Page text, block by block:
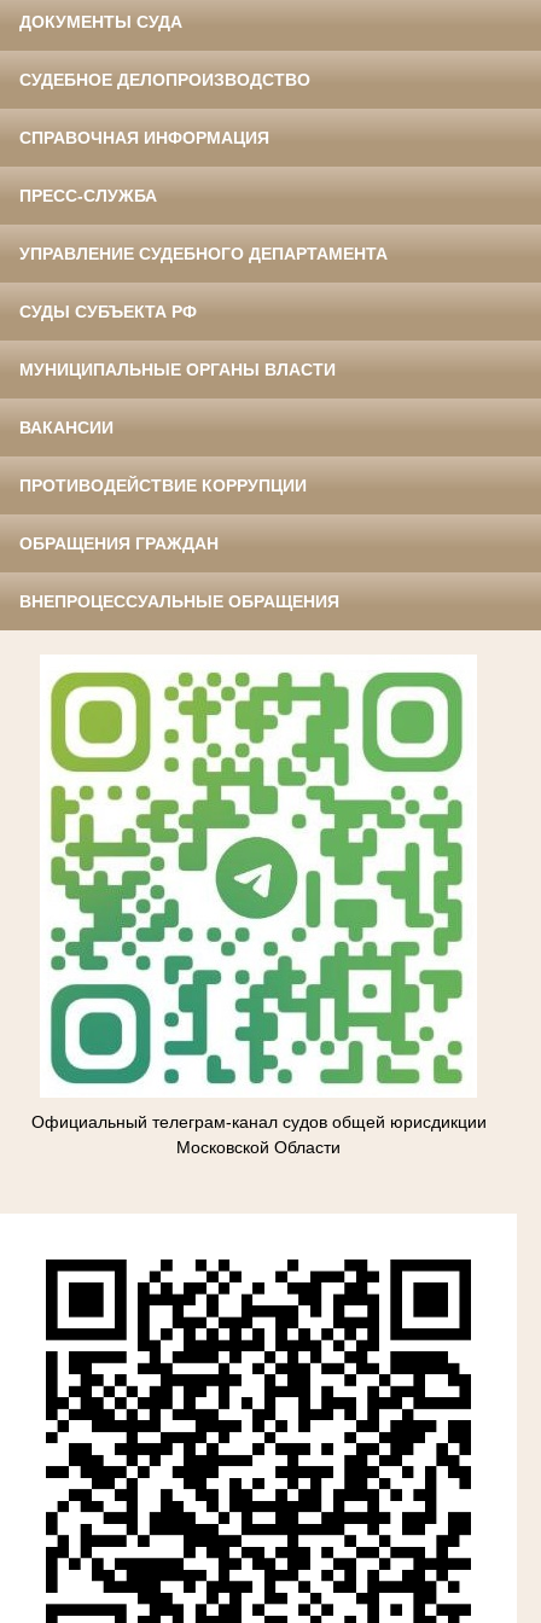
ДОКУМЕНТЫ СУДА
СУДЕБНОЕ ДЕЛОПРОИЗВОДСТВО
СПРАВОЧНАЯ ИНФОРМАЦИЯ
ПРЕСС-СЛУЖБА
УПРАВЛЕНИЕ СУДЕБНОГО ДЕПАРТАМЕНТА
СУДЫ СУБЪЕКТА РФ
МУНИЦИПАЛЬНЫЕ ОРГАНЫ ВЛАСТИ
ВАКАНСИИ
ПРОТИВОДЕЙСТВИЕ КОРРУПЦИИ
ОБРАЩЕНИЯ ГРАЖДАН
ВНЕПРОЦЕССУАЛЬНЫЕ ОБРАЩЕНИЯ
Официальный телеграм-канал судов общей юрисдикции
Московской Области